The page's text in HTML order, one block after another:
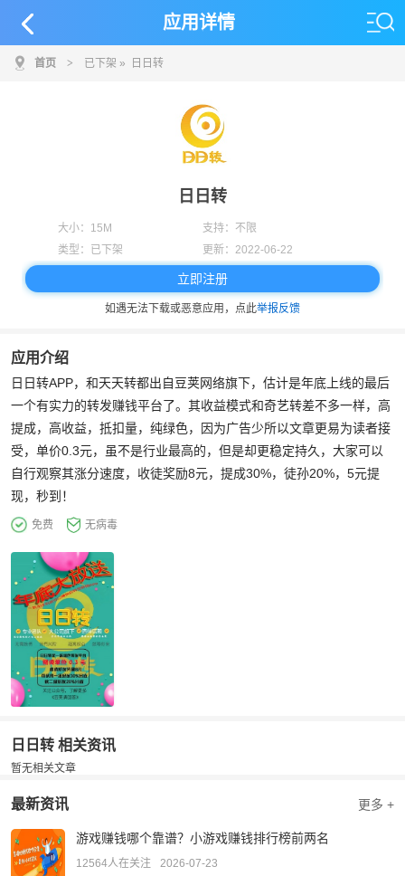
应用详情
首页 > 已下架 » 日日转
日日转
大小： 15M 支持： 不限
类型：
已下架 更新： 2022-06-22
立即注册
如遇无法下载或恶意应用，点此举报反馈
应用介绍
日日转APP，和天天转都出自豆荚网络旗下，估计是年底上线的最后
一个有实力的转发赚钱平台了。其收益模式和奇艺转差不多一样，高
提成，高收益，抵扣量，纯绿色，因为广告少所以文章更易为读者接
受，单价0.3元，虽不是行业最高的，但是却更稳定持久，大家可以
自行观察其涨分速度，收徒奖励8元，提成30%，徒孙20%，5元提
现，秒到！
免费 无病毒
日日转 相关资讯
暂无相关文章
最新资讯 更多 +
游戏赚钱哪个靠谱？小游戏赚钱排行榜前两名
12564人在关注 2026-07-23